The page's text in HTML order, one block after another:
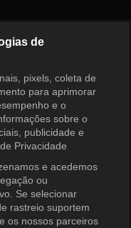
de
pixels, coleta de
para aprimorar
e o
sobre o
publicidade e
Privacidade
e acedemos
ou
Se selecionar
rastreio suportem
os nossos parceiros